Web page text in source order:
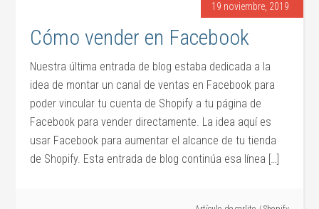
19 noviembre, 2019
Cómo vender en Facebook
Nuestra última entrada de blog estaba dedicada a la
idea de montar un canal de ventas en Facebook para
poder vincular tu cuenta de Shopify a tu página de
Facebook para vender directamente. La idea aquí es
usar Facebook para aumentar el alcance de tu tienda
de Shopify. Esta entrada de blog continúa esa línea […]